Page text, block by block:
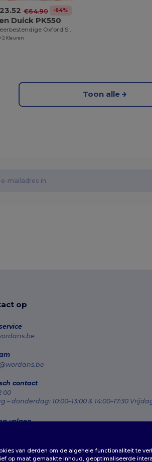
€64.90 -64%
Duick PK550
Weerbestendige Oxford Sportjas met Veelzijdige Opbergmogelijkheden
+2 Kleuren
Toon alle
op
contact
00
– donderdag: 10:00–13:00 & 14:00–17:30
volgen
van derden om de algehele functionaliteit te
op maat gemaakte inhoud, geoptimaliseerde